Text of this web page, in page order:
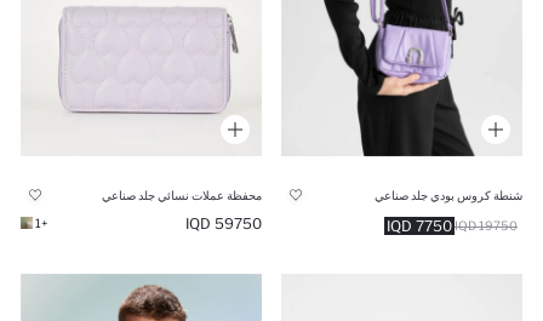
شنطة كروس بودي جلد صناعي
7750 IQD 19750 IQD
محفظة عملات نسائي جلد صناعي
59750 IQD
+1